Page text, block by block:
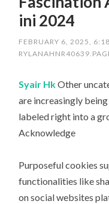
ini 2024
FEBRUARY 6, 2025,
Syair HkOther
are increasingly
labeled right into a
Acknowledge
Purposeful cookies
functionalities like
on social websites